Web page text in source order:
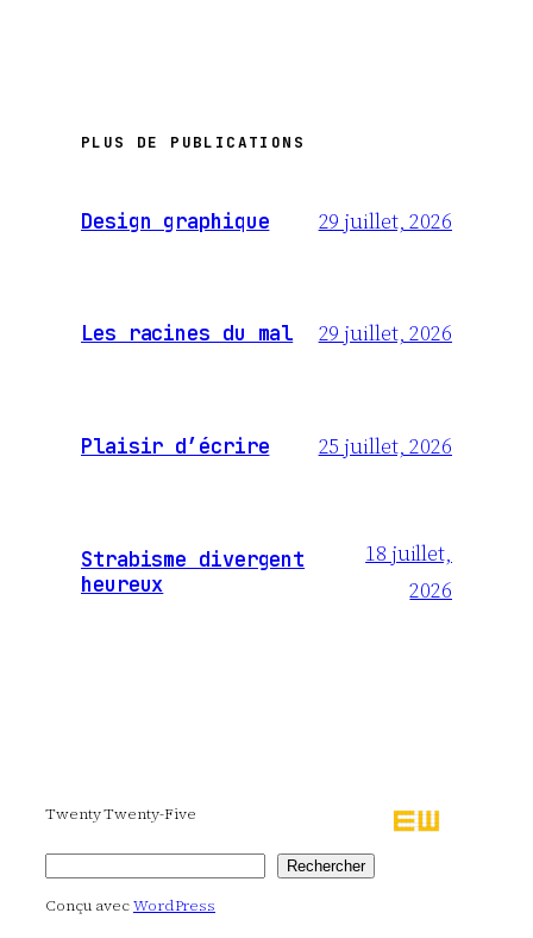
PLUS DE PUBLICATIONS
Design graphique 29 juillet, 2026
Les racines du mal 29 juillet, 2026
Plaisir d’écrire 25 juillet, 2026
Strabisme divergent
heureux
18 juillet,
2026
Twenty Twenty-Five
Rechercher
Conçu avecWordPress